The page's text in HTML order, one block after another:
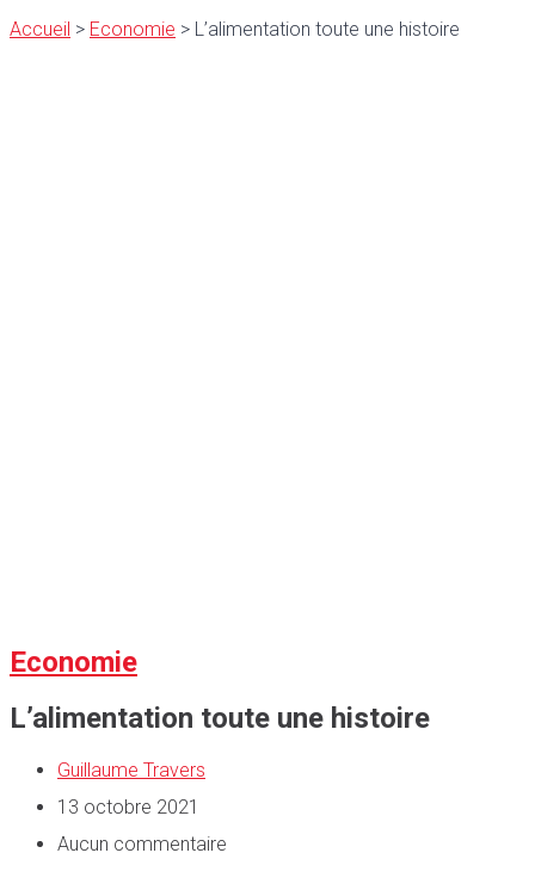
Accueil > Economie > L’alimentation toute une histoire
Economie
L’alimentation toute une histoire
Guillaume Travers
13 octobre 2021
Aucun commentaire